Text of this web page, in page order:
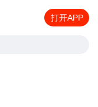
打开APP